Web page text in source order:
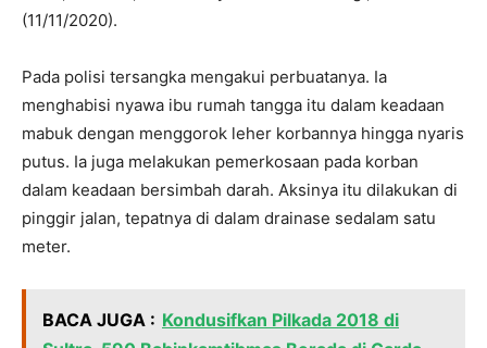
(11/11/2020).
Pada polisi tersangka mengakui perbuatanya. Ia
menghabisi nyawa ibu rumah tangga itu dalam keadaan
mabuk dengan menggorok leher korbannya hingga nyaris
putus. Ia juga melakukan pemerkosaan pada korban
dalam keadaan bersimbah darah. Aksinya itu dilakukan di
pinggir jalan, tepatnya di dalam drainase sedalam satu
meter.
BACA JUGA : Kondusifkan Pilkada 2018 di